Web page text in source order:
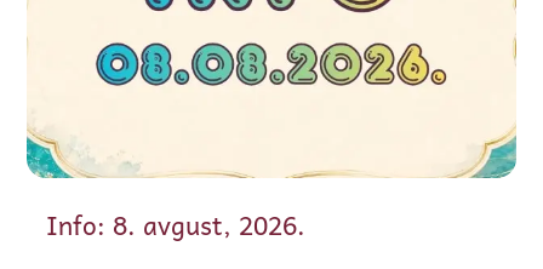
Info: 8. avgust, 2026.